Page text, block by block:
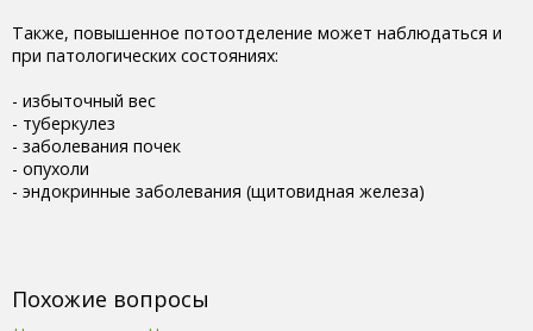
Также, повышенное потоотделение может наблюдаться и
при патологических состояниях:
- избыточный вес
- туберкулез
- заболевания почек
- опухоли
- эндокринные заболевания (щитовидная железа)
Похожие вопросы